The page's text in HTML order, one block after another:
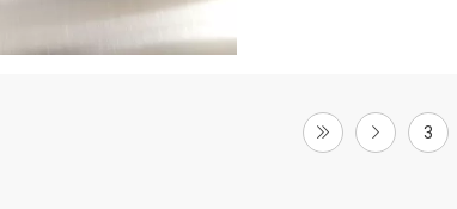
3